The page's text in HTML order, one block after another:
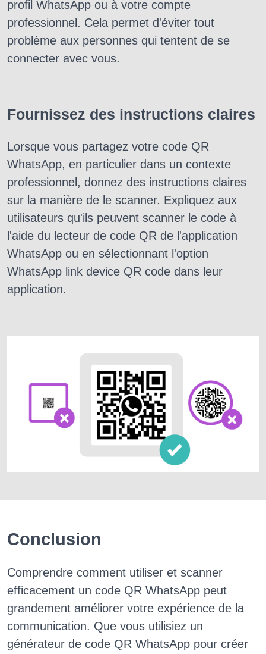
profil WhatsApp ou à votre compte
professionnel. Cela permet d'éviter tout
problème aux personnes qui tentent de se
connecter avec vous.
Fournissez des instructions claires
Lorsque vous partagez votre code QR
WhatsApp, en particulier dans un contexte
professionnel, donnez des instructions claires
sur la manière de le scanner. Expliquez aux
utilisateurs qu'ils peuvent scanner le code à
l'aide du lecteur de code QR de l'application
WhatsApp ou en sélectionnant l'option
WhatsApp link device QR code dans leur
application.
Conclusion
Comprendre comment utiliser et scanner
efficacement un code QR WhatsApp peut
grandement améliorer votre expérience de la
communication. Que vous utilisiez un
générateur de code QR WhatsApp pour créer